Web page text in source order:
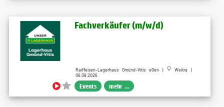
Fachverkäufer (m/w/d)
Raiffeisen-Lagerhaus Gmünd-Vitis eGen |
Weitra |
06.08.2026
Events mehr ...